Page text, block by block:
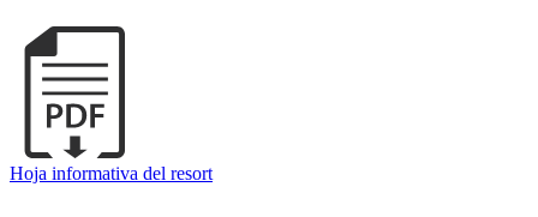
Hoja informativa del resort